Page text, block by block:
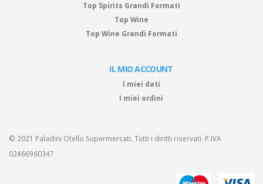
Top Spirits Grandi Formati
Top Wine
Top Wine Grandi Formati
IL MIO ACCOUNT
I miei dati
I miei ordini
© 2021 Paladini Otello Supermercati. Tutti i diritti riservati. P.IVA
02466960347